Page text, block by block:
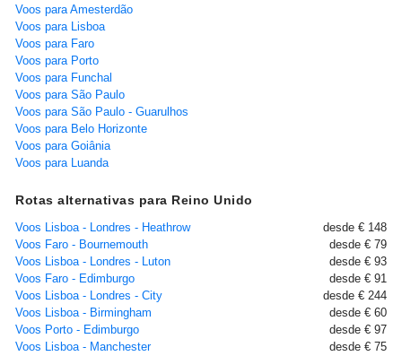
Voos para Amesterdão
Voos para Lisboa
Voos para Faro
Voos para Porto
Voos para Funchal
Voos para São Paulo
Voos para São Paulo - Guarulhos
Voos para Belo Horizonte
Voos para Goiânia
Voos para Luanda
Rotas alternativas para Reino Unido
Voos Lisboa - Londres - Heathrow
desde € 148
Voos Faro - Bournemouth
desde € 79
Voos Lisboa - Londres - Luton
desde € 93
Voos Faro - Edimburgo
desde € 91
Voos Lisboa - Londres - City
desde € 244
Voos Lisboa - Birmingham
desde € 60
Voos Porto - Edimburgo
desde € 97
Voos Lisboa - Manchester
desde € 75